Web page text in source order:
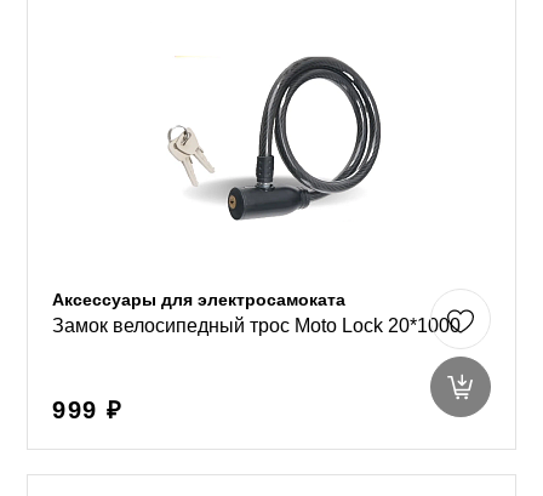
Аксессуары для электросамоката
Замок велосипедный трос Moto Lock 20*1000
999 ₽